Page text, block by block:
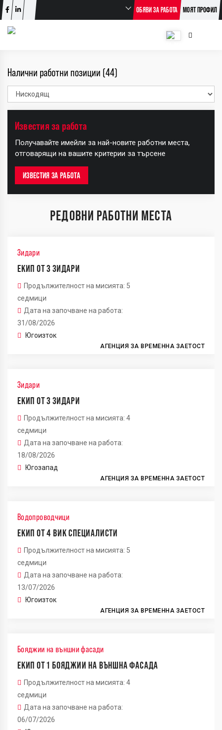
ОБЯВИ ЗА РАБОТА МОЯТ ПРОФИЛ
Налични работни позиции (44)
Известия за работа
Получавайте имейли за най-новите работни места,
отговарящи на вашите критерии за търсене
ИЗВЕСТИЯ ЗА РАБОТА
РЕДОВНИ РАБОТНИ МЕСТА
Зидари
ЕКИП ОТ 3 ЗИДАРИ
Продължителност на мисията: 5
седмици
Дата на започване на работа:
31/08/2026
Югоизток
АГЕНЦИЯ ЗА ВРЕМЕННА ЗАЕТОСТ
Зидари
ЕКИП ОТ 3 ЗИДАРИ
Продължителност на мисията: 4
седмици
Дата на започване на работа:
18/08/2026
Югозапад
АГЕНЦИЯ ЗА ВРЕМЕННА ЗАЕТОСТ
Водопроводчици
ЕКИП ОТ 4 ВИК СПЕЦИАЛИСТИ
Продължителност на мисията: 5
седмици
Дата на започване на работа:
13/07/2026
Югоизток
АГЕНЦИЯ ЗА ВРЕМЕННА ЗАЕТОСТ
Бояджии на външни фасади
ЕКИП ОТ 1 БОЯДЖИИ НА ВЪНШНА ФАСАДА
Продължителност на мисията: 4
седмици
Дата на започване на работа:
06/07/2026
+
−